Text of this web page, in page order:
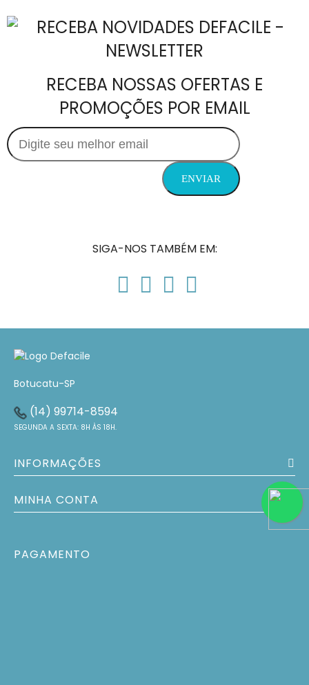
RECEBA NOSSAS OFERTAS E
PROMOÇÕES POR EMAIL
SIGA-NOS TAMBÉM EM:
Botucatu-SP
(14) 99714-8594
SEGUNDA A SEXTA: 8H ÀS 18H.
INFORMAÇÕES
MINHA CONTA
PAGAMENTO